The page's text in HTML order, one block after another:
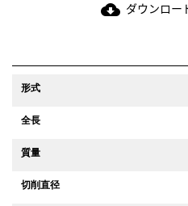
cloud_download ダウンロー
形式
全長
質量
切削直径